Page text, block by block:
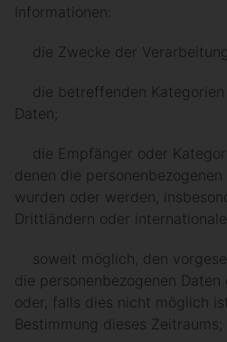
Informationen:
die Zwecke der
die betreffenden Kategorien
Daten;
die Empfänger oder
denen die
wurden oder werden,
Drittländern oder
soweit möglich, den
die personenbezogenen
oder, falls dies nicht möglich
Bestimmung dieses Zeitraums;